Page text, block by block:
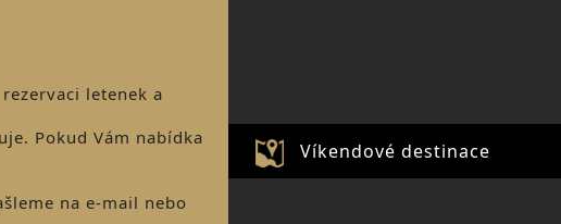
Víkendové destinace
letenek a
Pokud Vám nabídka
na e-mail nebo